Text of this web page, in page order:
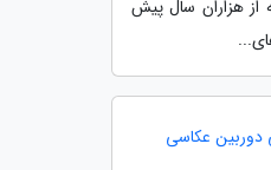
هزاران سال پیش
دوربین عکاسی